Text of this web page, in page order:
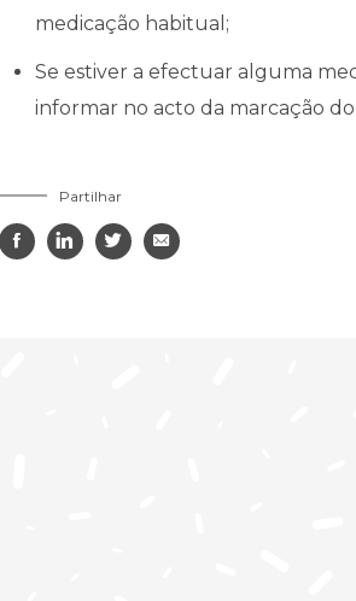
medicação habitual;
Se estiver a efectuar alguma
informar no acto da marcação do
Partilhar
   